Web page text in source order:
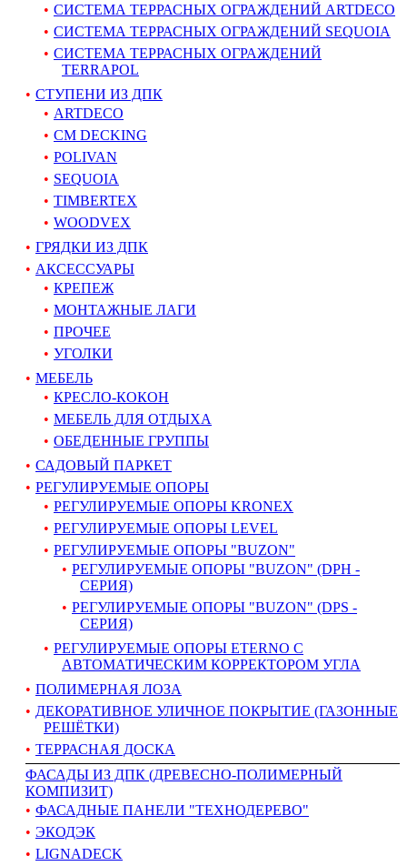
СИСТЕМА ТЕРРАСНЫХ ОГРАЖДЕНИЙ ARTDECO
СИСТЕМА ТЕРРАСНЫХ ОГРАЖДЕНИЙ SEQUOIA
СИСТЕМА ТЕРРАСНЫХ ОГРАЖДЕНИЙ
TERRAPOL
СТУПЕНИ ИЗ ДПК
ARTDECO
CM DECKING
POLIVAN
SEQUOIA
TIMBERTEX
WOODVEX
ГРЯДКИ ИЗ ДПК
АКСЕССУАРЫ
КРЕПЕЖ
МОНТАЖНЫЕ ЛАГИ
ПРОЧЕЕ
УГОЛКИ
МЕБЕЛЬ
КРЕСЛО-КОКОН
МЕБЕЛЬ ДЛЯ ОТДЫХА
ОБЕДЕННЫЕ ГРУППЫ
САДОВЫЙ ПАРКЕТ
РЕГУЛИРУЕМЫЕ ОПОРЫ
РЕГУЛИРУЕМЫЕ ОПОРЫ KRONEX
РЕГУЛИРУЕМЫЕ ОПОРЫ LEVEL
РЕГУЛИРУЕМЫЕ ОПОРЫ "BUZON"
РЕГУЛИРУЕМЫЕ ОПОРЫ "BUZON" (DPH -
СЕРИЯ)
РЕГУЛИРУЕМЫЕ ОПОРЫ "BUZON" (DPS -
СЕРИЯ)
РЕГУЛИРУЕМЫЕ ОПОРЫ ETERNO С
АВТОМАТИЧЕСКИМ КОРРЕКТОРОМ УГЛА
ПОЛИМЕРНАЯ ЛОЗА
ДЕКОРАТИВНОЕ УЛИЧНОЕ ПОКРЫТИЕ (ГАЗОННЫЕ
РЕШЁТКИ)
ТЕРРАСНАЯ ДОСКА
ФАСАДЫ ИЗ ДПК (ДРЕВЕСНО-ПОЛИМЕРНЫЙ
КОМПИЗИТ)
ФАСАДНЫЕ ПАНЕЛИ "ТЕХНОДЕРЕВО"
ЭКОДЭК
LIGNADECK